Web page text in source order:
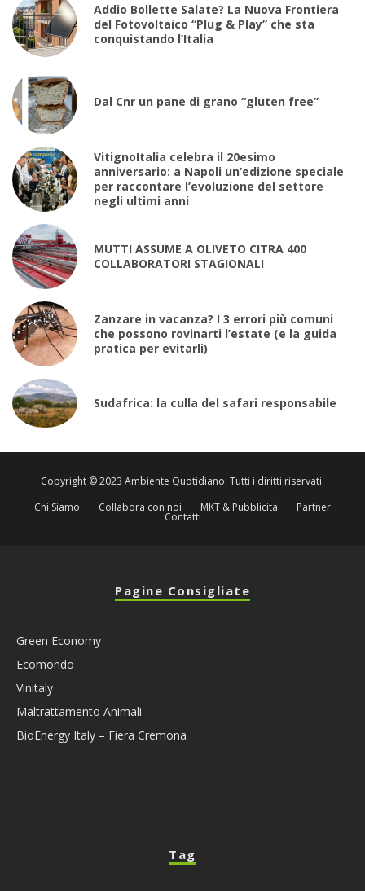
Addio Bollette Salate? La Nuova Frontiera
del Fotovoltaico “Plug & Play” che sta
conquistando l’Italia
Dal Cnr un pane di grano “gluten free”
VitignoItalia celebra il 20esimo
anniversario: a Napoli un’edizione speciale
per raccontare l’evoluzione del settore
negli ultimi anni
MUTTI ASSUME A OLIVETO CITRA 400
COLLABORATORI STAGIONALI
Zanzare in vacanza? I 3 errori più comuni
che possono rovinarti l’estate (e la guida
pratica per evitarli)
Sudafrica: la culla del safari responsabile
Copyright © 2023 Ambiente Quotidiano. Tutti i diritti riservati.
Chi Siamo
Collabora con noi MKT & Pubblicità Partner
Contatti
Pagine Consigliate
Green Economy
Ecomondo
Vinitaly
Maltrattamento Animali
BioEnergy Italy – Fiera Cremona
Tag